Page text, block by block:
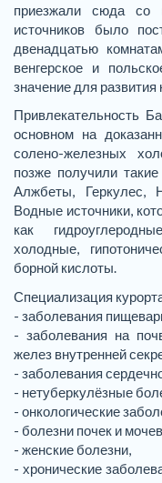
приезжали сюда со
источников было
двенадцатью
венгерское и
значение для развития
Привлекательность
основном на
солено-железных
позже получили
Алжбеты, Геркулес,
Водные источники,
как
холодные,
борной кислоты.
Специализация
- заболевания
- заболевания на
желез внутренней
- заболевания
- нетуберкулёзные
- онкологические
- болезни почек и
- женские болезни,
- хронические